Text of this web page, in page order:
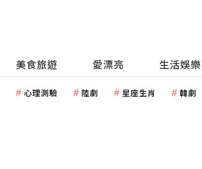
美食旅遊 愛漂亮 生活娛樂
心理測驗 陸劇 星座生肖 韓劇